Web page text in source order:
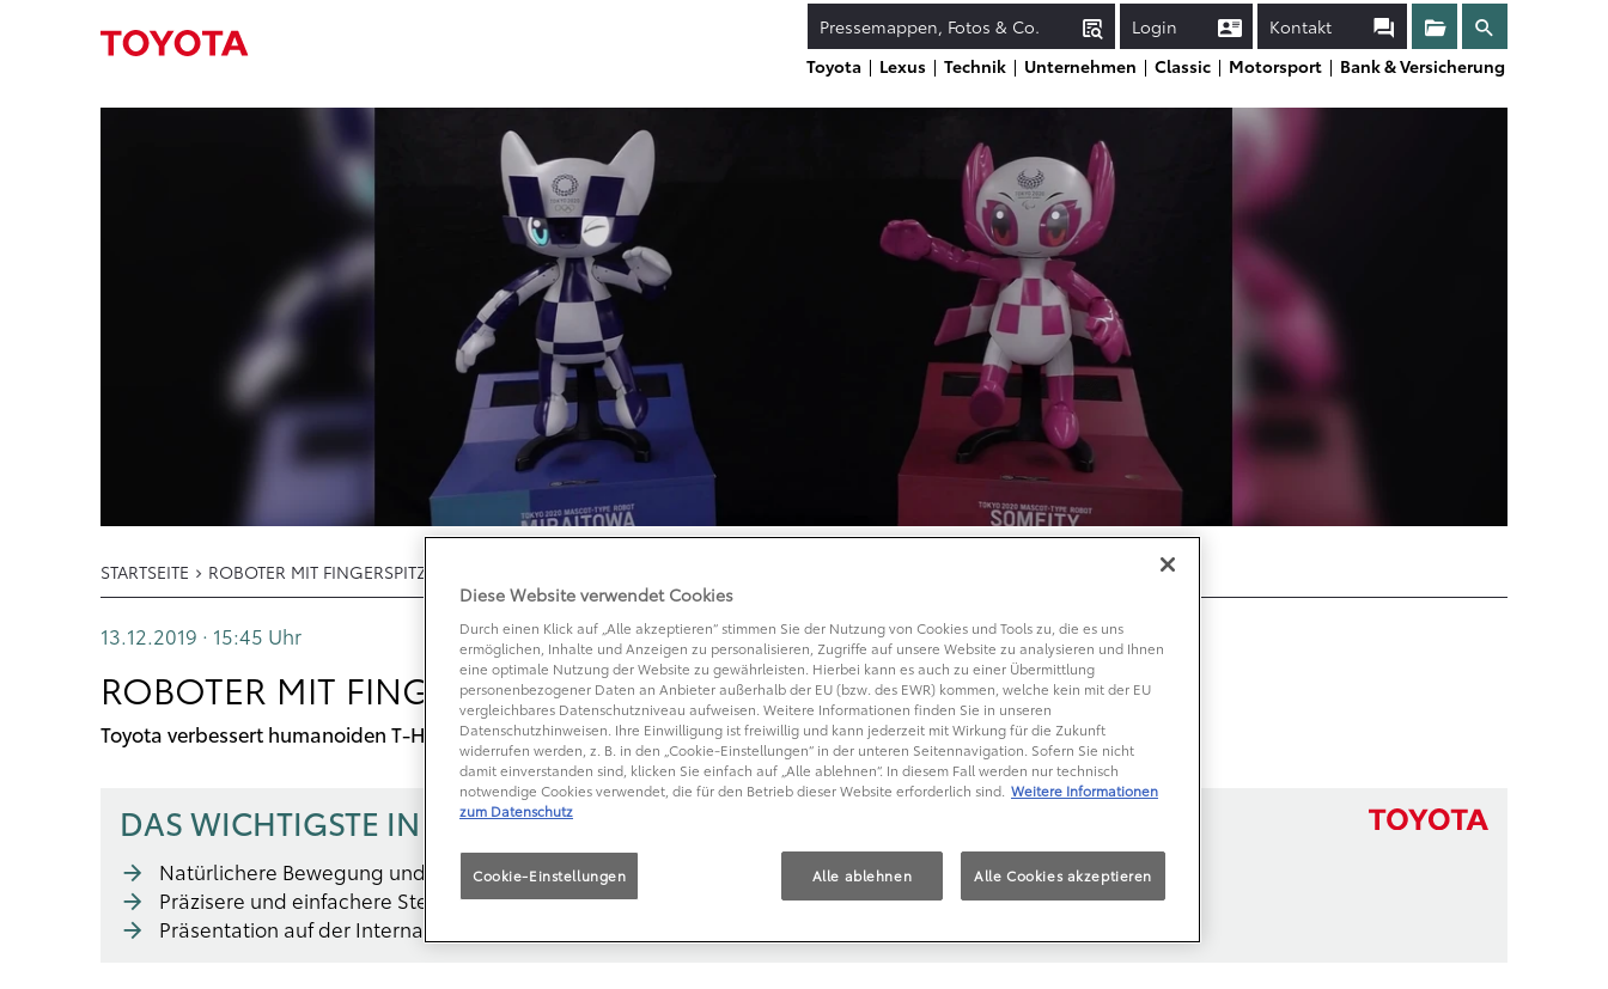
Pressemappen, Fotos & Co. Login Kontakt Sammelmappe
Suche
Toyota
Lexus Technik Unternehmen Classic Motorsport Bank & Versicherung
STARTSEITE ROBOTER MIT FINGERSPITZENGEFÜHL
13.12.2019 · 15:45 Uhr
ROBOTER MIT FINGERSPITZENGEFÜHL
Toyota verbessert humanoiden T-HR3
DAS WICHTIGSTE IN KÜRZE
Natürlichere Bewegung und Übernahme zusätzlicher Aufgaben
Präzisere und einfachere Steuerung
Präsentation auf der International Robotic Exhibition in Tokio
Diese Website verwendet Cookies
Durch einen Klick auf „Alle akzeptieren“ stimmen Sie der Nutzung von Cookies und Tools zu, die es uns
ermöglichen, Inhalte und Anzeigen zu personalisieren, Zugriffe auf unsere Website zu analysieren und Ihnen
eine optimale Nutzung der Website zu gewährleisten. Hierbei kann es auch zu einer Übermittlung
personenbezogener Daten an Anbieter außerhalb der EU (bzw. des EWR) kommen, welche kein mit der EU
vergleichbares Datenschutzniveau aufweisen. Weitere Informationen finden Sie in unseren
Datenschutzhinweisen. Ihre Einwilligung ist freiwillig und kann jederzeit mit Wirkung für die Zukunft
widerrufen werden, z. B. in den „Cookie-Einstellungen“ in der unteren Seitennavigation. Sofern Sie nicht
damit einverstanden sind, klicken Sie einfach auf „Alle ablehnen“. In diesem Fall werden nur technisch
notwendige Cookies verwendet, die für den Betrieb dieser Website erforderlich sind. Weitere Informationen
zum Datenschutz
Alle ablehnen Alle Cookies akzeptieren
Cookie-Einstellungen